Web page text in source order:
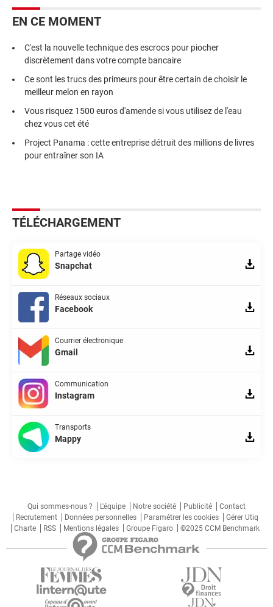
EN CE MOMENT
C'est la nouvelle technique des escrocs pour piocher
discrètement dans votre compte bancaire
Ce sont les trucs des primeurs pour être certain de choisir le
meilleur melon en rayon
Vous risquez 1500 euros d'amende si vous utilisez de l'eau
chez vous cet été
Project Panama : cette entreprise détruit des millions de livres
pour entraîner son IA
TÉLÉCHARGEMENT
Partage vidéo
Snapchat
Réseaux sociaux
Facebook
Courrier électronique
Gmail
Communication
Instagram
Transports
Mappy
Qui sommes-nous ? L'équipe Notre société Publicité
Contact
Recrutement
Données personnelles Paramétrer les cookies
Gérer Utiq
Charte
RSS Mentions légales Groupe Figaro ©2025 CCM Benchmark